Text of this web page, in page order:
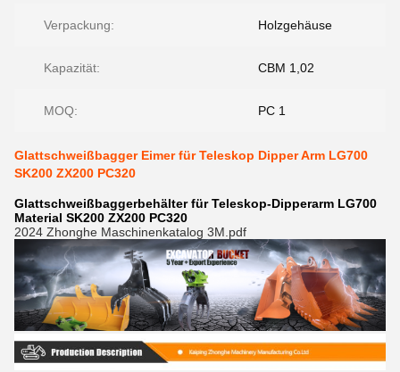
Verpackung: Holzgehäuse
Kapazität: CBM 1,02
MOQ: PC 1
Glattschweißbagger Eimer für Teleskop Dipper Arm LG700
SK200 ZX200 PC320
Glattschweißbaggerbehälter für Teleskop-Dipperarm LG700
Material SK200 ZX200 PC320
2024 Zhonghe Maschinenkatalog 3M.pdf